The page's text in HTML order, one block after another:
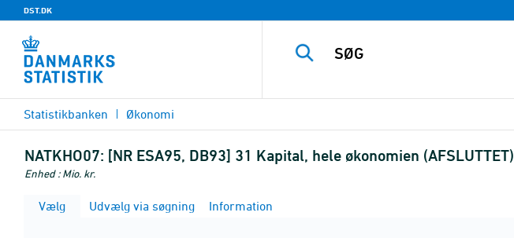
DST.DK
Statistikbanken Økonomi
NATKHO07: [NR ESA95, DB93] 31 Kapital, hele økonomien (AFSLUTTET)
Enhed : Mio. kr.
Vælg Udvælg via søgning Information